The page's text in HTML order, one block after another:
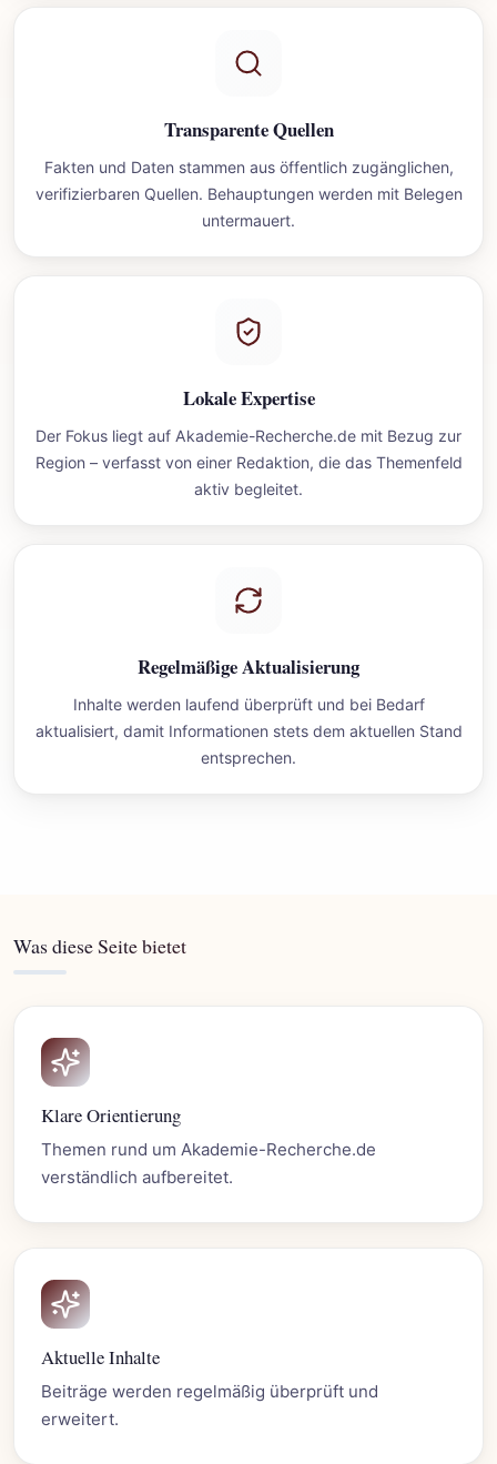
Transparente Quellen
Fakten und Daten stammen aus öffentlich zugänglichen,
verifizierbaren Quellen. Behauptungen werden mit Belegen
untermauert.
Lokale Expertise
Der Fokus liegt auf Akademie-Recherche.de mit Bezug zur
Region – verfasst von einer Redaktion, die das Themenfeld
aktiv begleitet.
Regelmäßige Aktualisierung
Inhalte werden laufend überprüft und bei Bedarf
aktualisiert, damit Informationen stets dem aktuellen Stand
entsprechen.
Was diese Seite bietet
Klare Orientierung
Themen rund um Akademie-Recherche.de
verständlich aufbereitet.
Aktuelle Inhalte
Beiträge werden regelmäßig überprüft und
erweitert.